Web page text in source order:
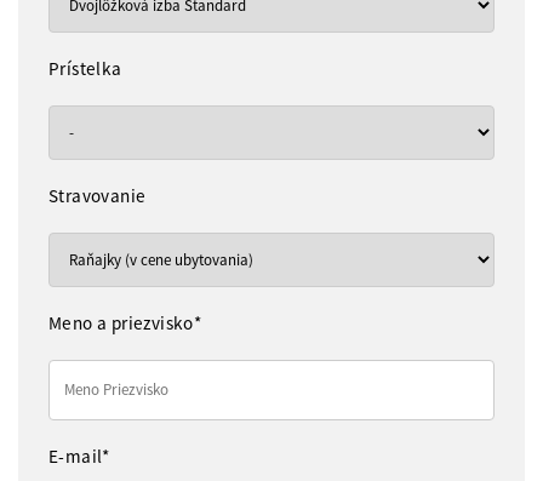
Prístelka
Stravovanie
Meno a priezvisko*
E-mail*